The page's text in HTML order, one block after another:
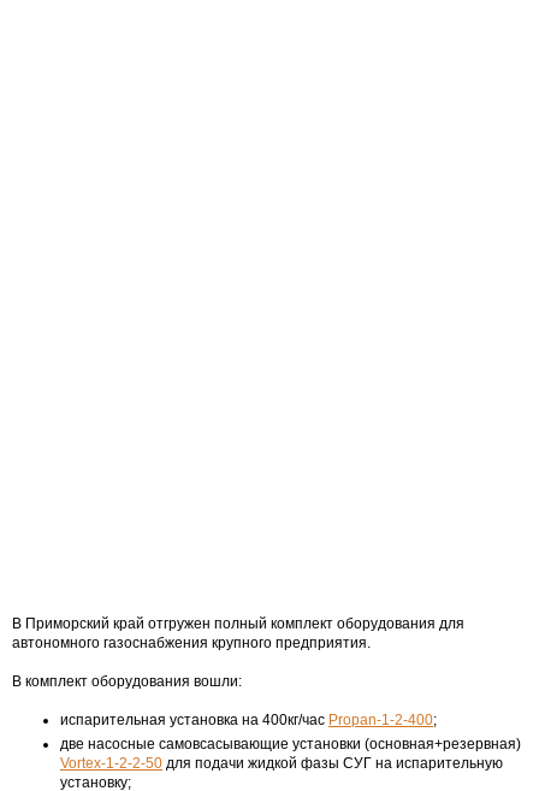
В Приморский край отгружен полный комплект оборудования для
автономного газоснабжения крупного предприятия.
В комплект оборудования вошли:
испарительная установка на 400кг/час Propan-1-2-400;
две насосные самовсасывающие установки (основная+резервная)
Vortex-1-2-2-50 для подачи жидкой фазы СУГ на испарительную
установку;